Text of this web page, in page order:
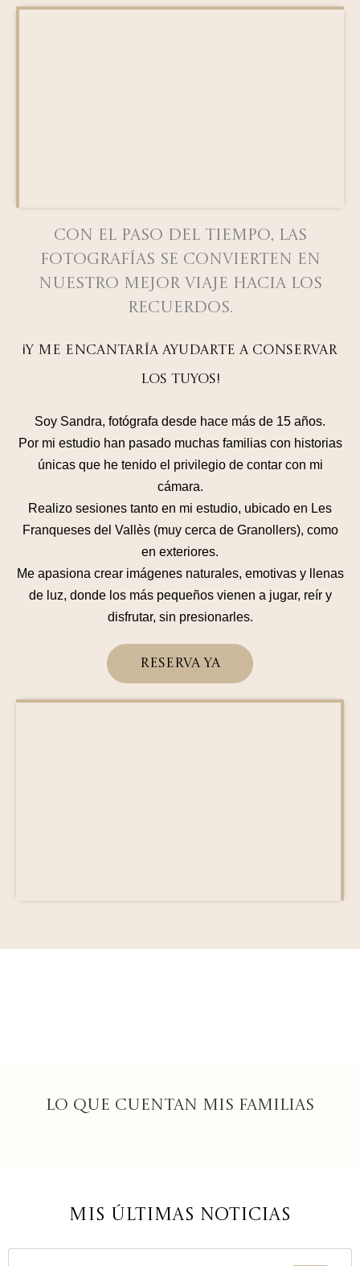
Con el paso del tiempo, las
fotografías se convierten en
nuestro mejor viaje hacia los
recuerdos.
¡Y me encantaría ayudarte a conservar
los tuyos!
Soy Sandra, fotógrafa desde hace más de 15 años.
Por mi estudio han pasado muchas familias con historias
únicas que he tenido el privilegio de contar con mi
cámara.
Realizo sesiones tanto en mi estudio, ubicado en Les
Franqueses del Vallès (muy cerca de Granollers), como
en exteriores.
Me apasiona crear imágenes naturales, emotivas y llenas
de luz, donde los más pequeños vienen a jugar, reír y
disfrutar, sin presionarles.
Reserva Ya
Lo que cuentan mis familias
Mis últimas noticias